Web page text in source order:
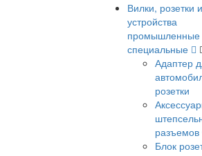
Вилки, розетки и
устройства
промышленные
специальные
Адаптер
розетки
разъемов
Блок